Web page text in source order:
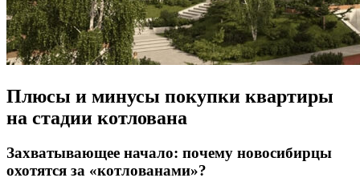
Плюсы и минусы покупки квартиры
на стадии котлована
Захватывающее начало: почему новосибирцы
охотятся за «котлованами»?